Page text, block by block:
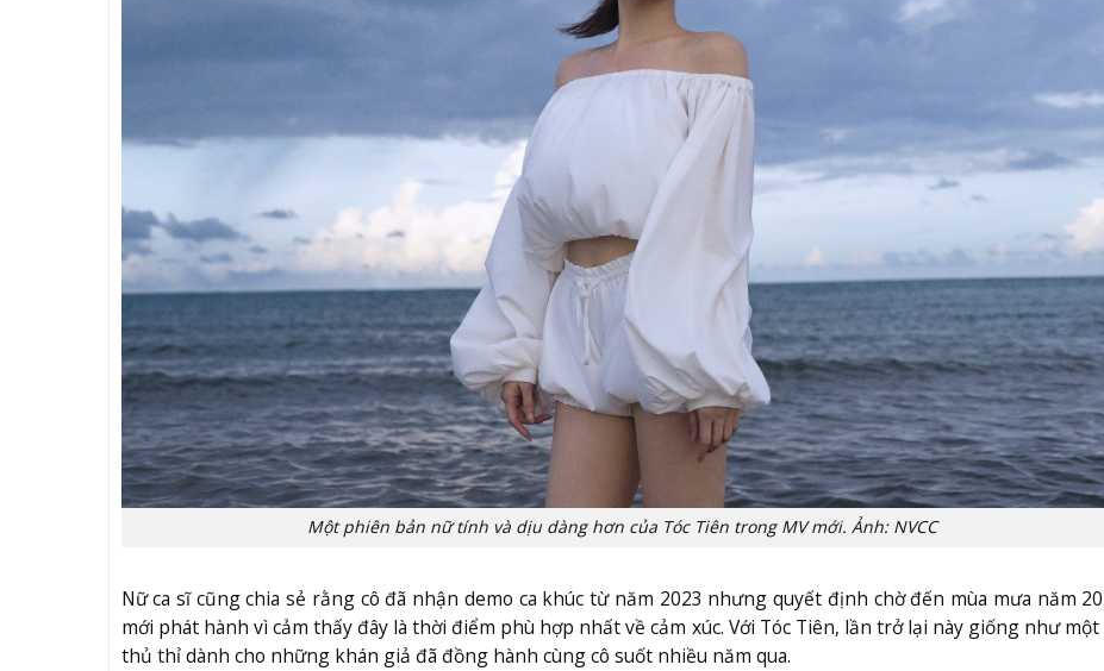
Một phiên bản nữ tính và dịu dàng hơn của Tóc Tiên trong MV mới. Ảnh: NVCC
Nữ ca sĩ cũng chia sẻ rằng cô đã nhận demo ca khúc từ năm 2023 nhưng quyết định chờ đến mùa mưa năm
mới phát hành vì cảm thấy đây là thời điểm phù hợp nhất về cảm xúc. Với Tóc Tiên, lần trở lại này giống như một
thủ thỉ dành cho những khán giả đã đồng hành cùng cô suốt nhiều năm qua.